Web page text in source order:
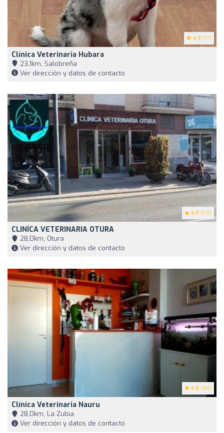
4.9 (77)
Clínica Veterinaria Hubara
23,1km, Salobreña
Ver dirección y datos de contacto
4.9 (58)
CLINÍCA VETERINARIA OTURA
28,0km, Otura
Ver dirección y datos de contacto
4.8 (88)
Clínica Veterinaria Nauru
28,0km, La Zubia
Ver dirección y datos de contacto